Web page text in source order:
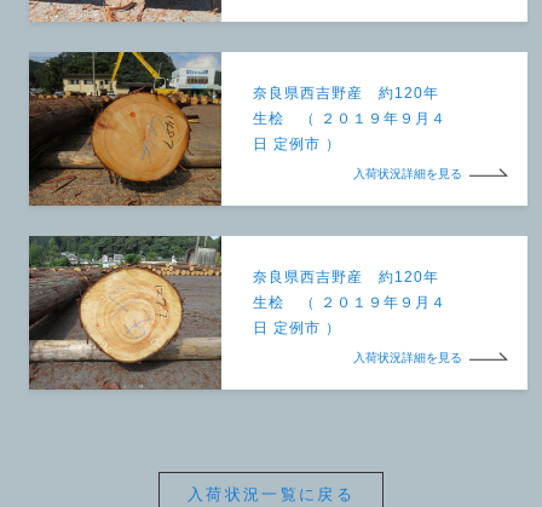
奈良県西吉野産 約120年
生桧 （ ２０１９年９月４
日 定例市 ）
入荷状況詳細を見る
奈良県西吉野産 約120年
生桧 （ ２０１９年９月４
日 定例市 ）
入荷状況詳細を見る
入荷状況一覧に戻る